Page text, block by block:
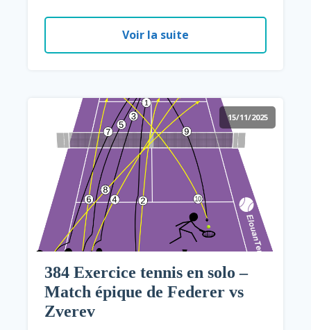
Voir la suite
15/11/2025
384 Exercice tennis en solo –
Match épique de Federer vs
Zverev